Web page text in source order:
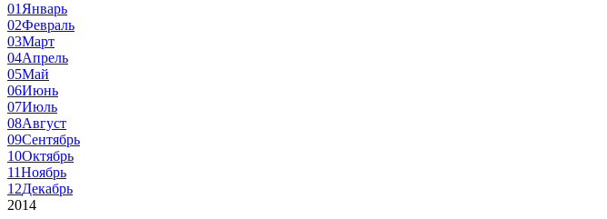
01 Январь
02Февраль
03Март
04Апрель
05Май
06Июнь
07Июль
08Август
09Сентябрь
10Октябрь
11Ноябрь
12Декабрь
2014